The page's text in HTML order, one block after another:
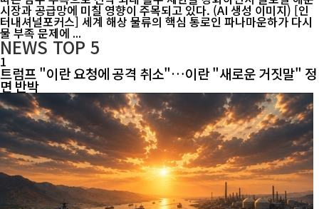
시장과 공급망에 미칠 영향이 주목되고 있다. (AI 생성 이미지) [인
터내셔널포커스] 세계 해상 물류의 핵심 통로인 파나마운하가 다시
물 부족 문제에 ...
NEWS TOP 5
1
트럼프 "이란 요청에 공격 취소"…이란 "새로운 거짓말" 정
면 반박